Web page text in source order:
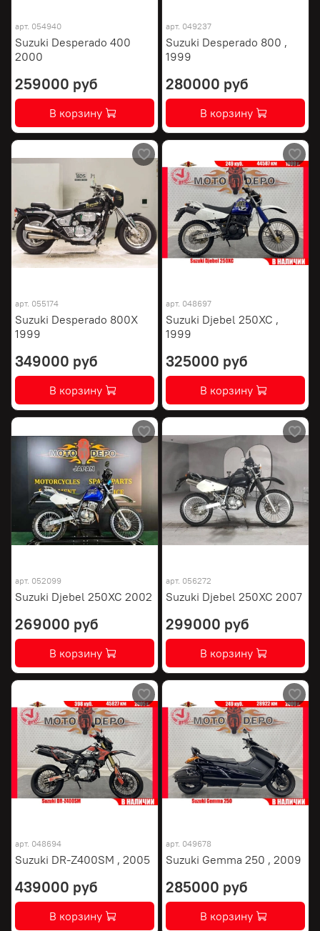
арт. 054940
Suzuki Desperado 400
2000
259000 руб
В корзину
арт. 049237
Suzuki Desperado 800 ,
1999
280000 руб
В корзину
арт. 055174
Suzuki Desperado 800X
1999
349000 руб
В корзину
арт. 048697
Suzuki Djebel 250XC ,
1999
325000 руб
В корзину
арт. 052099
Suzuki Djebel 250XC 2002
269000 руб
В корзину
арт. 056272
Suzuki Djebel 250XC 2007
299000 руб
В корзину
арт. 048694
Suzuki DR-Z400SM , 2005
439000 руб
В корзину
арт. 049678
Suzuki Gemma 250 , 2009
285000 руб
В корзину